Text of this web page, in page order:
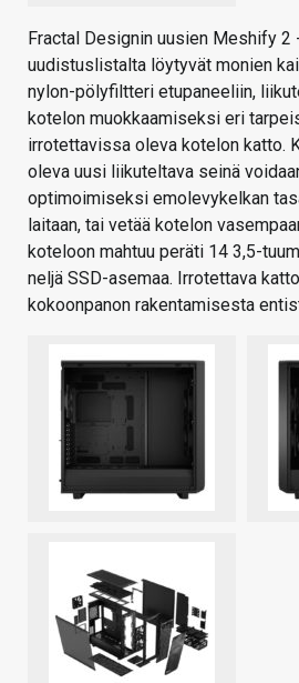
Fractal Designin uusien Meshify
uudistuslistalta löytyvät monien
nylon-pölyfiltteri etupaneeliin,
kotelon muokkaamiseksi eri
irrotettavissa oleva kotelon katto.
oleva uusi liikuteltava seinä
optimoimiseksi emolevykelkan
laitaan, tai vetää kotelon
koteloon mahtuu peräti 14 3,5-
neljä SSD-asemaa. Irrotettava
kokoonpanon rakentamisesta